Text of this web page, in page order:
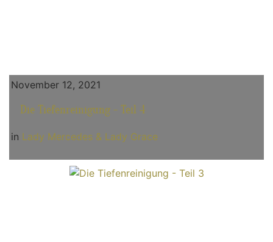
November 12, 2021
Die Tiefenreinigung - Teil 4
in Lady Mercedes & Lady Grace